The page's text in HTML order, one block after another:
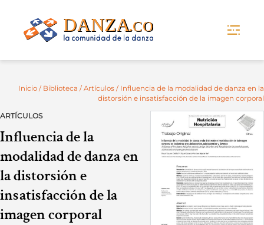
Inicio / Biblioteca / Artículos / Influencia de la modalidad de danza en la
distorsión e insatisfacción de la imagen corporal
ARTÍCULOS
Influencia de la
modalidad de danza en
la distorsión e
insatisfacción de la
imagen corporal